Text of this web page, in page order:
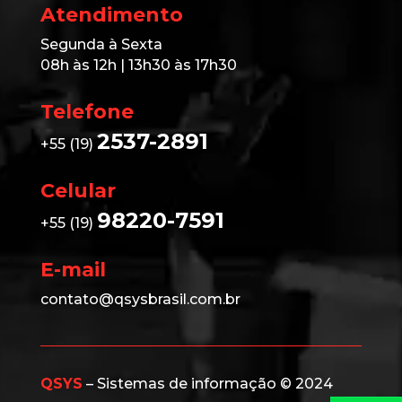
Atendimento
Segunda à Sexta
08h às 12h | 13h30 às 17h30
Telefone
+55 (19) 2537-2891
Celular
+55 (19) 98220-7591
E-mail
contato@qsysbrasil.com.br
QSYS – Sistemas de informação © 2024